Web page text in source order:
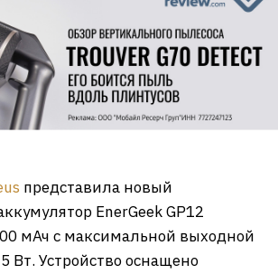
представила новый
EnerGeek GP12
мАч с максимальной выходной
Вт. Устройство оснащено